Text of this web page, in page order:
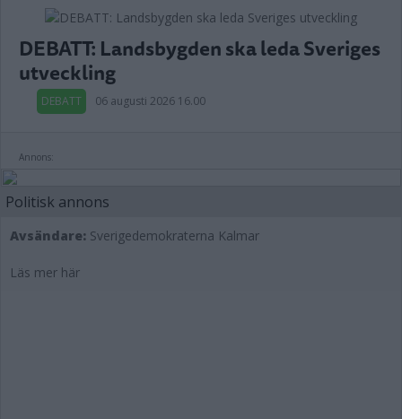
DEBATT: Landsbygden ska leda Sveriges
utveckling
DEBATT 06 augusti 2026 16.00
Annons:
Politisk annons
Avsändare: Sverigedemokraterna Kalmar
Läs mer här